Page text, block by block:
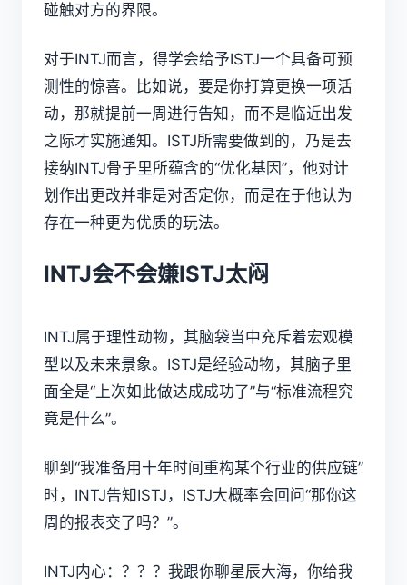
碰触对方的界限。
对于INTJ而言，得学会给予ISTJ一个具备可预
测性的惊喜。比如说，要是你打算更换一项活
动，那就提前一周进行告知，而不是临近出发
之际才实施通知。ISTJ所需要做到的，乃是去
接纳INTJ骨子里所蕴含的“优化基因”，他对计
划作出更改并非是对否定你，而是在于他认为
存在一种更为优质的玩法。
INTJ会不会嫌ISTJ太闷
INTJ属于理性动物，其脑袋当中充斥着宏观模
型以及未来景象。ISTJ是经验动物，其脑子里
面全是“上次如此做达成成功了”与“标准流程究
竟是什么”。
聊到“我准备用十年时间重构某个行业的供应链”
时，INTJ告知ISTJ，ISTJ大概率会回问“那你这
周的报表交了吗？”。
INTJ内心：？？？我跟你聊星辰大海，你给我